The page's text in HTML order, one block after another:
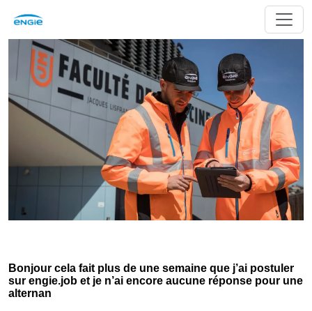
Bonjour cela fait plus de une semaine que j’ai postuler
sur engie.job et je n’ai encore aucune réponse pour une
alternan